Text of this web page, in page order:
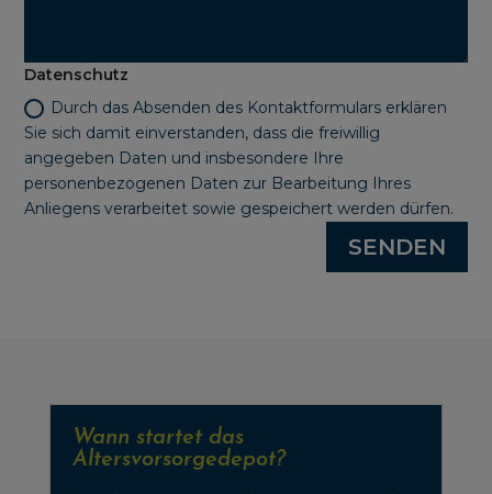
Datenschutz
Durch das Absenden des Kontaktformulars erklären
Sie sich damit einverstanden, dass die freiwillig
angegeben Daten und insbesondere Ihre
personenbezogenen Daten zur Bearbeitung Ihres
Anliegens verarbeitet sowie gespeichert werden dürfen.
SENDEN
Wann startet das
Altersvorsorgedepot?